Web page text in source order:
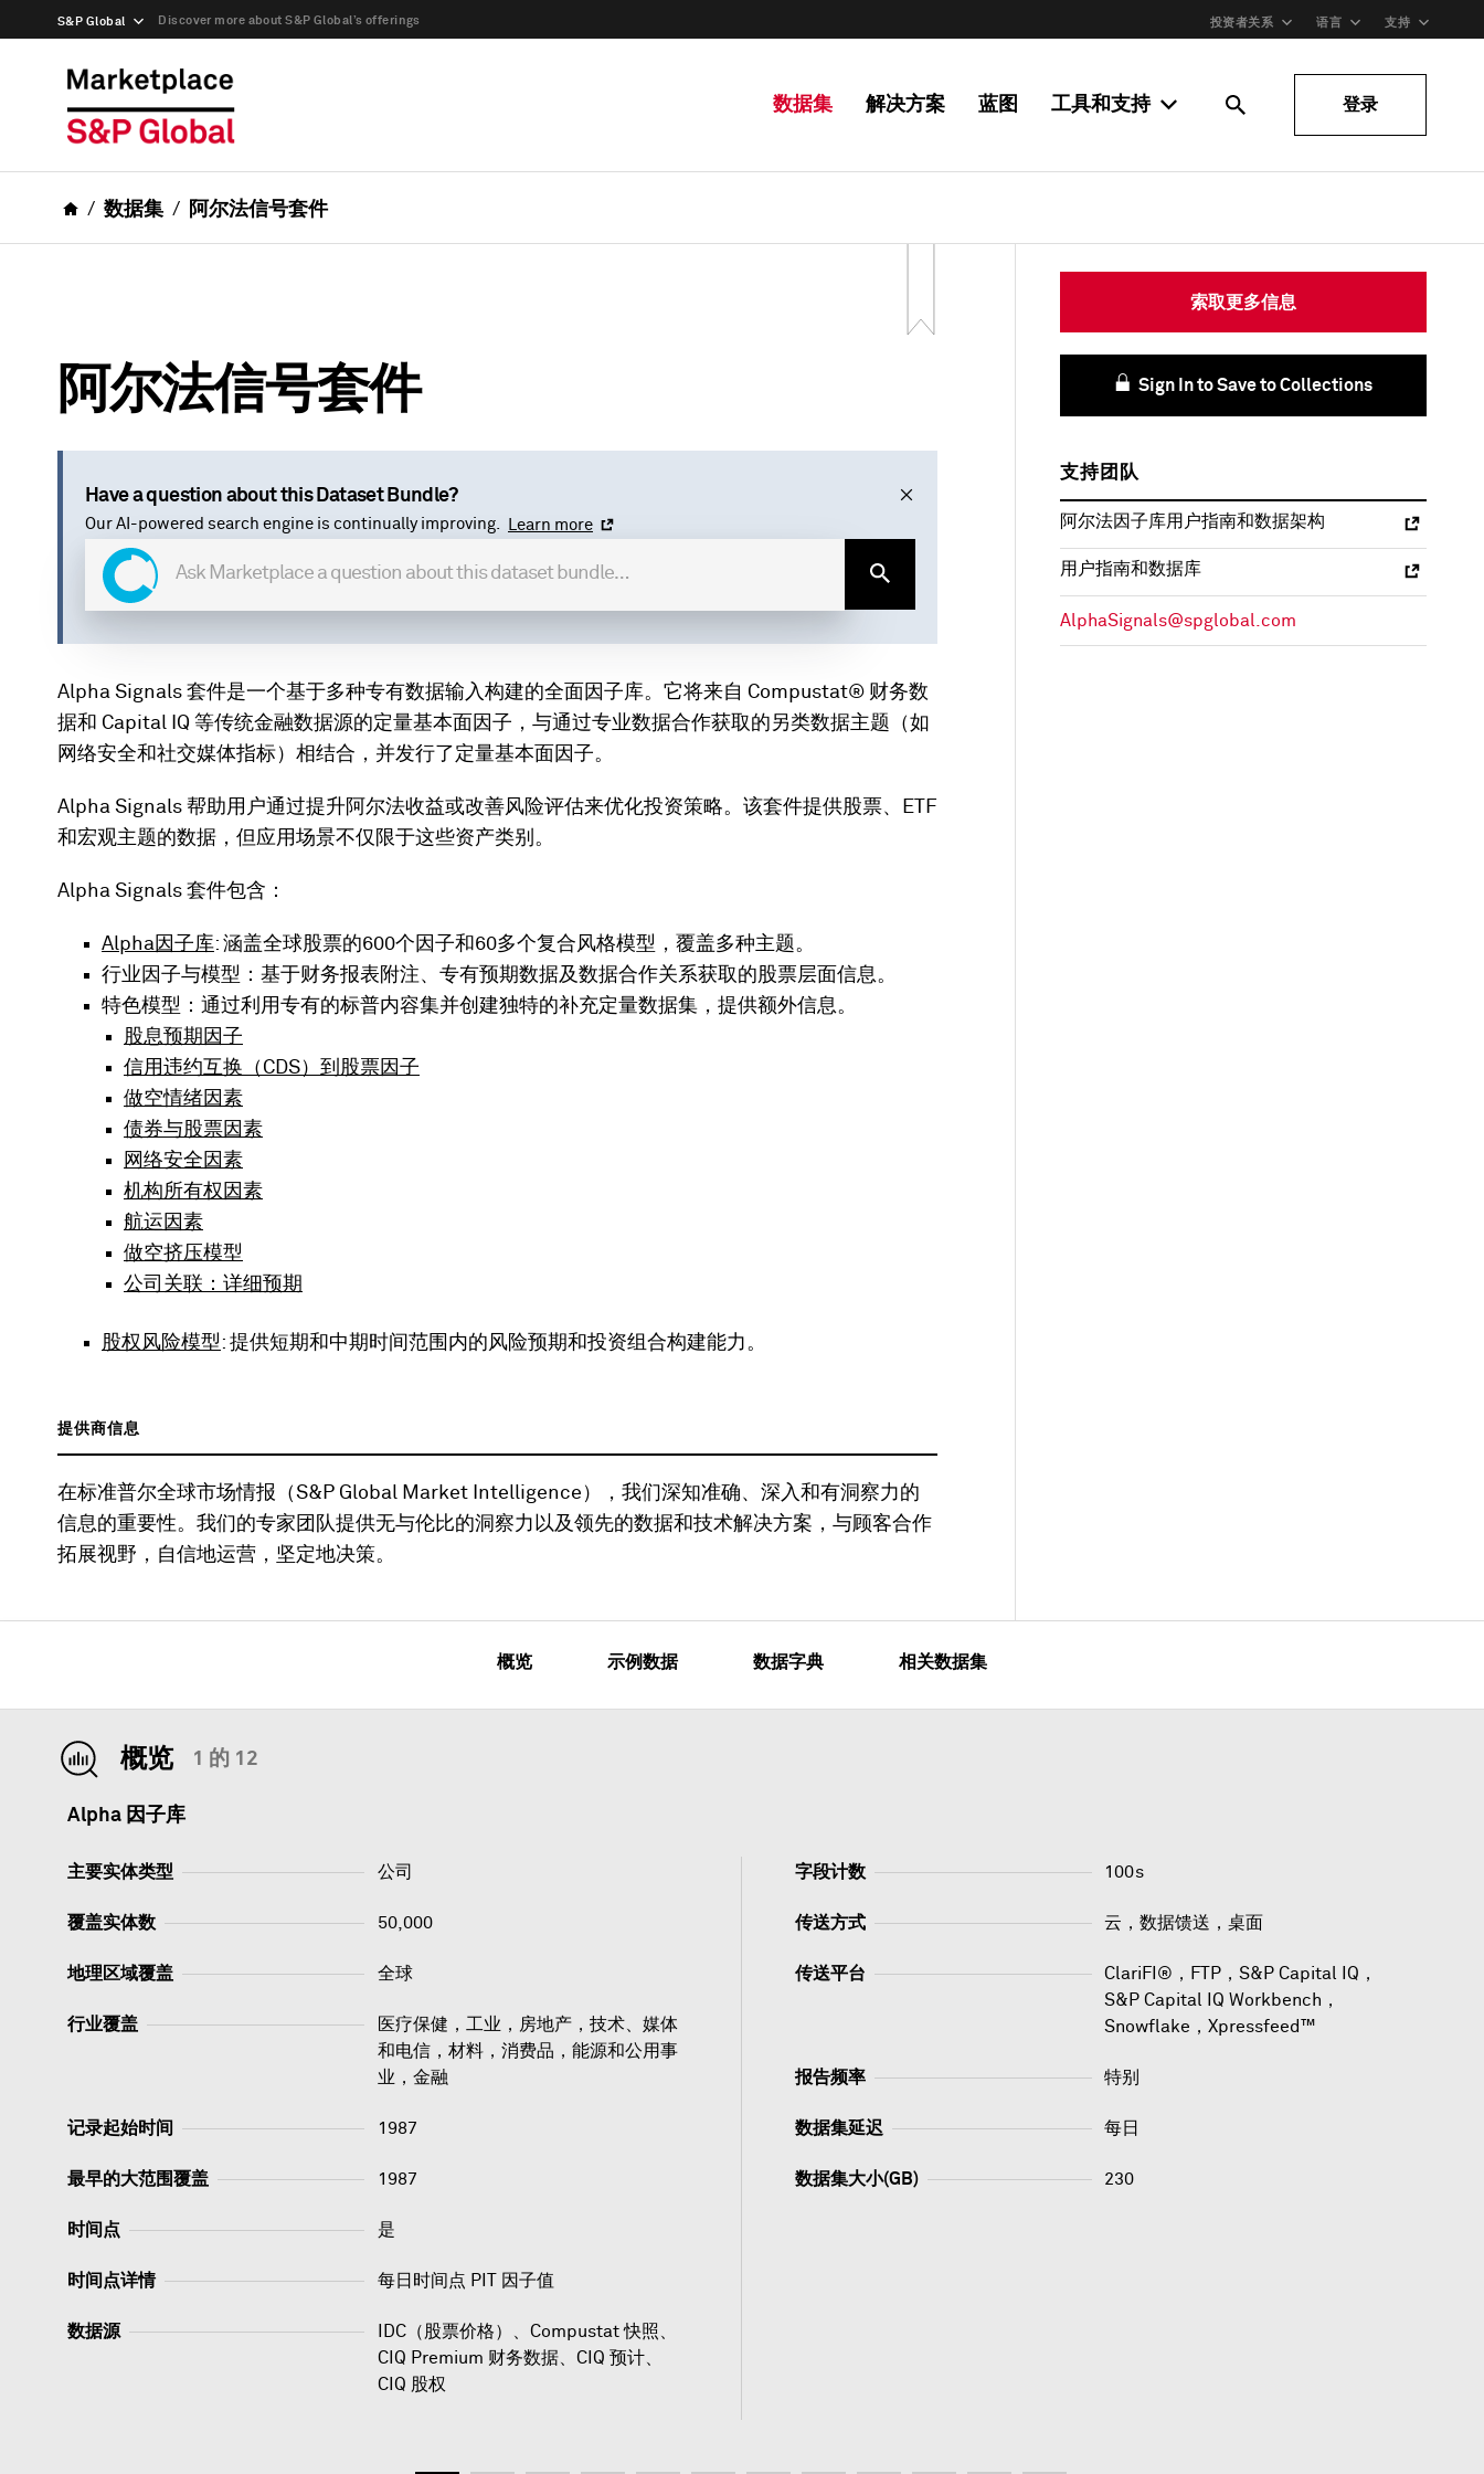
S&P Global Discover more about S&P Global’s offerings 投资者关系 语言 支持
数据集 解决方案 蓝图 工具和支持 登录
数据集 阿尔法信号套件
阿尔法信号套件
Have a question about this Dataset Bundle?
Our AI-powered search engine is continually improving. Learn more
Alpha Signals 套件是一个基于多种专有数据输入构建的全面因子库。它将来自 Compustat® 财务数
据和 Capital IQ 等传统金融数据源的定量基本面因子，与通过专业数据合作获取的另类数据主题（如
网络安全和社交媒体指标）相结合，并发行了定量基本面因子。
Alpha Signals 帮助用户通过提升阿尔法收益或改善风险评估来优化投资策略。该套件提供股票、ETF
和宏观主题的数据，但应用场景不仅限于这些资产类别。
Alpha Signals 套件包含：
Alpha因子库: 涵盖全球股票的600个因子和60多个复合风格模型，覆盖多种主题。
行业因子与模型：基于财务报表附注、专有预期数据及数据合作关系获取的股票层面信息。
特色模型：通过利用专有的标普内容集并创建独特的补充定量数据集，提供额外信息。
股息预期因子
信用违约互换（CDS）到股票因子
做空情绪因素
债券与股票因素
网络安全因素
机构所有权因素
航运因素
做空挤压模型
公司关联：详细预期
股权风险模型: 提供短期和中期时间范围内的风险预期和投资组合构建能力。
提供商信息
在标准普尔全球市场情报（S&P Global Market Intelligence），我们深知准确、深入和有洞察力的
信息的重要性。我们的专家团队提供无与伦比的洞察力以及领先的数据和技术解决方案，与顾客合作
拓展视野，自信地运营，坚定地决策。
索取更多信息
Sign In to Save to Collections
支持团队
阿尔法因子库用户指南和数据架构
用户指南和数据库
AlphaSignals@spglobal.com
概览 示例数据 数据字典 相关数据集
概览 1 的 12
Alpha 因子库
主要实体类型 公司
覆盖实体数 50,000
地理区域覆盖 全球
行业覆盖
医疗保健，工业，房地产，技术、媒体
和电信，材料，消费品，能源和公用事
业，金融
记录起始时间 1987
最早的大范围覆盖 1987
时间点 是
时间点详情 每日时间点 PIT 因子值
数据源
IDC（股票价格）、Compustat 快照、
CIQ Premium 财务数据、CIQ 预计、
CIQ 股权
字段计数 100s
传送方式 云，数据馈送，桌面
传送平台 ClariFI® ， FTP ，S&P Capital IQ ，
S&P Capital IQ Workbench ，
Snowflake ，Xpressfeed™
报告频率 特别
数据集延迟 每日
数据集大小(GB) 230